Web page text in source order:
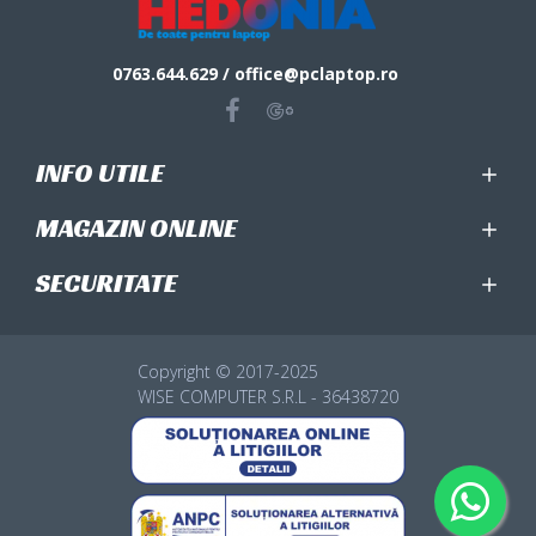
0763.644.629 / office@pclaptop.ro
INFO UTILE
MAGAZIN ONLINE
SECURITATE
Copyright © 2017-2025
WISE COMPUTER S.R.L - 36438720